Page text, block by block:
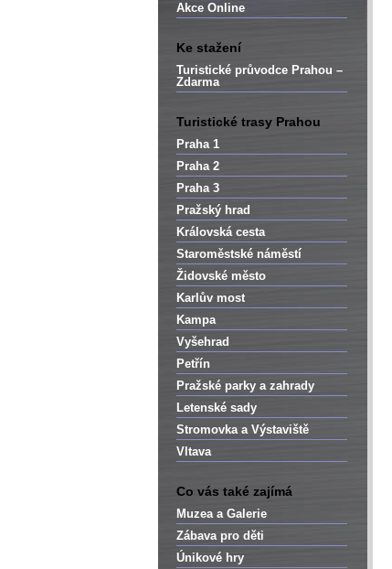
Akce Online
Ke stažení
Turistické průvodce Prahou –
Zdarma
Turistické trasy Prahou
Praha 1
Praha 2
Praha 3
Pražský hrad
Královská cesta
Staroměstské náměstí
Židovské město
Karlův most
Kampa
Vyšehrad
Petřín
Pražské parky a zahrady
Letenské sady
Stromovka a Výstaviště
Vltava
Co vás také zajímá
Muzea a Galerie
Zábava pro děti
Únikové hry